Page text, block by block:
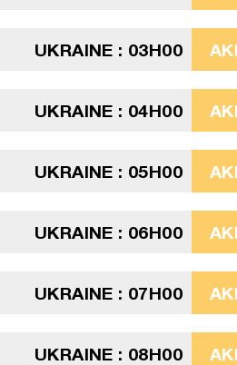
UKRAINE : 03H00
UKRAINE : 04H00
UKRAINE : 05H00
UKRAINE : 06H00
UKRAINE : 07H00
UKRAINE : 08H00